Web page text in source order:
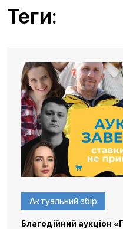
Теги:
Актуальний збір
Благодійний аукціон